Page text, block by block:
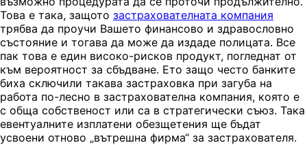
Това е така, защото застрахователната компания
трябва да проучи Вашето финансово и здравословно
състояние и тогава да може да издаде полицата. Все
пак това е един високо-рисков продукт, погледнат от
към вероятност за сбъдване. Ето защо често банките
биха сключили такава застраховка при загуба на
работа по-лесно в застрахователна компания, която е
с обща собственост или са в стратегически съюз. Така
евентуалните изплатени обезщетения ще бъдат
усвоени отново „вътрешна фирма“ за застрахователя.